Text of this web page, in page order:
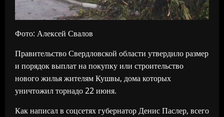
Фото: Алексей Свалов
Правительство Свердловской области утвердило размер
и порядок выплат на покупку или строительство
нового жилья жителям Кушвы, дома которых
уничтожил торнадо 22 июня.
Как написал в соцсетях губернатор Денис Паслер, всего